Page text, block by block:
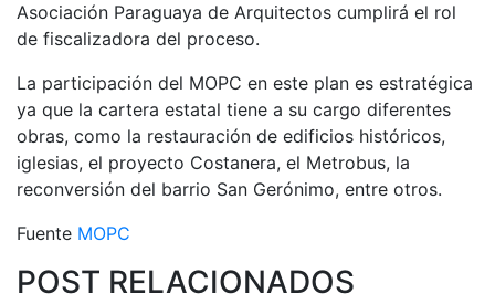
Asociación Paraguaya de Arquitectos cumplirá el rol
de fiscalizadora del proceso.
La participación del MOPC en este plan es estratégica
ya que la cartera estatal tiene a su cargo diferentes
obras, como la restauración de edificios históricos,
iglesias, el proyecto Costanera, el Metrobus, la
reconversión del barrio San Gerónimo, entre otros.
Fuente MOPC
POST RELACIONADOS